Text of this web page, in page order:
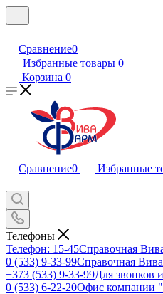
Сравнение0
Избранные товары 0
Корзина 0
Сравнение0 Избранные
Телефоны
Телефон: 15-45Справочная
0 (533) 9-33-99Справочная
+373 (533) 9-33-99Для звонков
0 (533) 6-22-20Офис компании